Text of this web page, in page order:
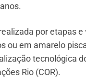
por etapas
ou em amarelo
tecnológica
Rio (COR).